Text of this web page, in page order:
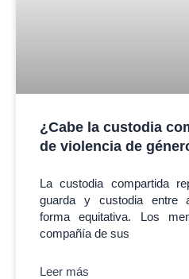
¿Cabe la custodia
de violencia de
La custodia compartida
guarda y custodia entre
forma equitativa. Los
compañía de sus
Leer más